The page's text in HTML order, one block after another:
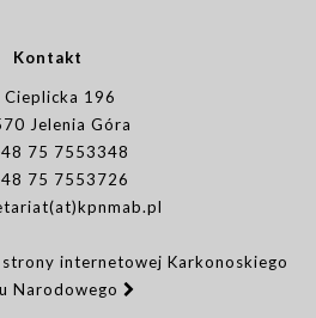
Kontakt
Cieplicka 196
Jelenia Góra
75 7553348
75 7553726
internetowej Karkonoskiego
Narodowego